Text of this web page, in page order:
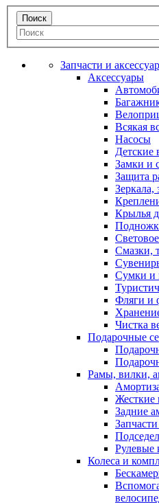
Запчасти и
Аксессуары
Всякая
Насосы
Детские
Замки и
Защита
Зеркала,
Крылья
Смазки,
Сумки и
Фляги и
Чистка
Подарочные
Рамы, вилки,
Жесткие
Задние
Рулевые
Колеса и